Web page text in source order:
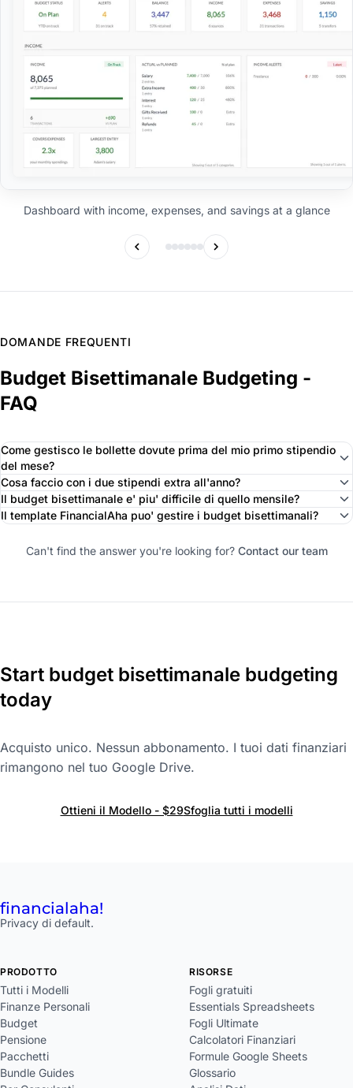
Dashboard with income, expenses, and savings at a glance
DOMANDE FREQUENTI
Budget Bisettimanale Budgeting -
FAQ
Come gestisco le bollette dovute prima del mio primo stipendio
del mese?
Cosa faccio con i due stipendi extra all'anno?
Il budget bisettimanale e' piu' difficile di quello mensile?
Il template FinancialAha puo' gestire i budget bisettimanali?
Can't find the answer you're looking for? Contact our team
Start budget bisettimanale budgeting
today
Acquisto unico. Nessun abbonamento. I tuoi dati finanziari
rimangono nel tuo Google Drive.
Ottieni il Modello - $29Sfoglia tutti i modelli
financialaha!
Privacy di default.
PRODOTTO
Tutti i Modelli
Finanze Personali
Budget
Pensione
Pacchetti
Bundle Guides
RISORSE
Fogli gratuiti
Essentials Spreadsheets
Fogli Ultimate
Calcolatori Finanziari
Formule Google Sheets
Glossario